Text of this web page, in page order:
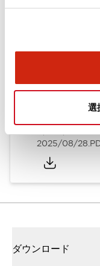
選
ARN形モノレ
2025/08/28
2025/08/28
ダウンロード